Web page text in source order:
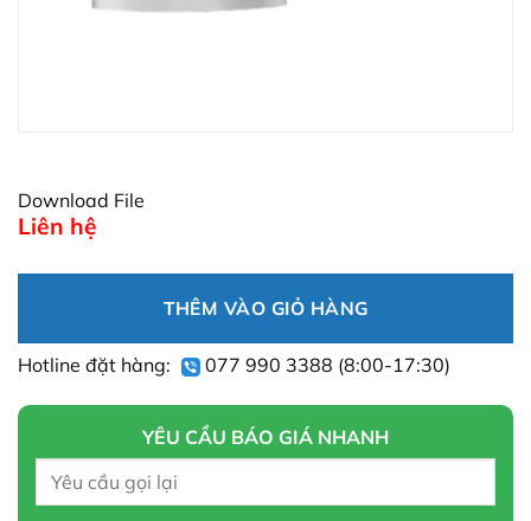
Download File
Liên hệ
THÊM VÀO GIỎ HÀNG
Hotline đặt hàng: 077 990 3388 (8:00-17:30)
YÊU CẦU BÁO GIÁ NHANH